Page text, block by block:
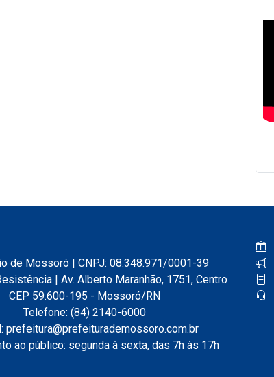
de Mossoró | CNPJ: 08.348.971/0001-39
| Av. Alberto Maranhão, 1751, Centro
CEP 59.600-195 - Mossoró/RN
Telefone: (84) 2140-6000
prefeitura@prefeiturademossoro.com.br
ao público: segunda à sexta, das 7h às 17h